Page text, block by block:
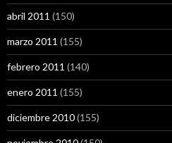
abril 2011 (150)
marzo 2011 (155)
febrero 2011 (140)
enero 2011 (155)
diciembre 2010(155)